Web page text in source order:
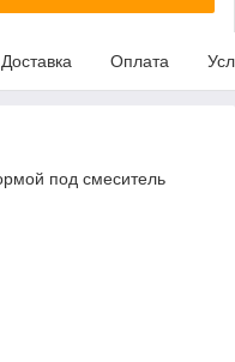
Доставка Оплата
под смеситель